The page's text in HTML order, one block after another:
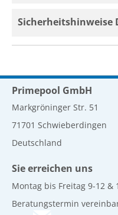
Sicherheitshinweise
Primepool GmbH
Markgröninger Str. 51
71701 Schwieberdingen
Deutschland
Sie erreichen uns
Montag bis Freitag 9-12 &
Beratungstermin